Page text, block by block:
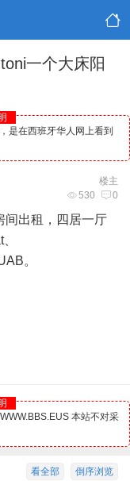
一个大床阳
是在西班牙华人网上看到
楼主
530 0
间出租，四居一厅
。
本站不对采
倒序浏览
看全部